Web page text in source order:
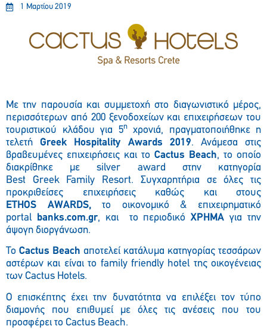
1 Μαρτίου 2019
Με την παρουσία και συμμετοχή στο διαγωνιστικό μέρος,
περισσότερων από 200 ξενοδοχείων και επιχειρήσεων του
τουριστικού κλάδου για 5ηχρονιά, πραγματοποιήθηκε η
τελετήGreek Hospitality Awards 2019. Ανάμεσα στις
βραβευμένες επιχειρήσεις και το Cactus Beach, το οποίο
διακρίθηκε μεsilver award στην κατηγορία
Best Greek Family Resort. Συγχαρητήρια σε όλες τις
προκριθείσες επιχειρήσεις καθώς και στους
ETHOS AWARDS,το οικονομικό & επιχειρηματικό
portal
banks.com.gr, και το περιοδικόΧΡΗΜΑγια την
άψογη διοργάνωση.
Το Cactus Beach αποτελεί κατάλυμα κατηγορίας τεσσάρων
αστέρων και είναι το family friendly hotel της οικογένειας
των Cactus Hotels.
Ο επισκέπτης έχει την δυνατότητα να επιλέξει τον τύπο
διαμονής που επιθυμεί με όλες τις ανέσεις που του
προσφέρει το Cactus Beach.